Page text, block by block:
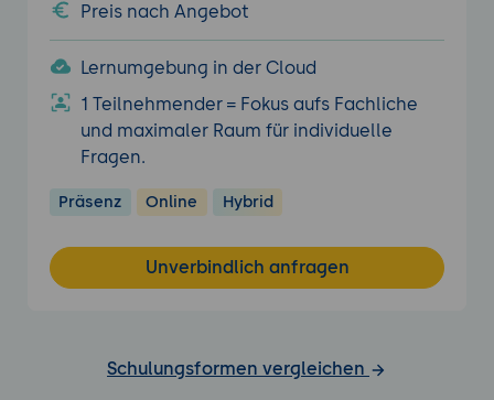
Preis nach Angebot
Lernumgebung in der Cloud
1 Teilnehmender = Fokus aufs Fachliche
und maximaler Raum für individuelle
Fragen.
Präsenz Online Hybrid
Unverbindlich anfragen
Schulungsformen vergleichen